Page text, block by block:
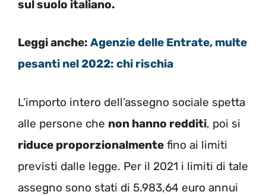
sul suolo italiano.
Leggi anche: Agenzie delle Entrate, multe
pesanti nel 2022: chi rischia
L’importo intero dell’assegno sociale spetta
alle persone che non hanno redditi, poi si
riduce proporzionalmente fino ai limiti
previsti dalle legge. Per il 2021 i limiti di tale
assegno sono stati di 5.983,64 euro annui